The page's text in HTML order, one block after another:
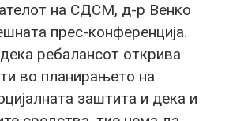
на СДСМ, д-р Венко
прес-конференција.
ребалансот открива
во планирањето на
заштита и дека и